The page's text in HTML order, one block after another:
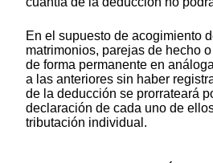
En el supuesto de acogimiento
matrimonios, parejas de hecho
de forma permanente en
a las anteriores sin haber
de la deducción se prorrateará
declaración de cada uno de
tributación individual.